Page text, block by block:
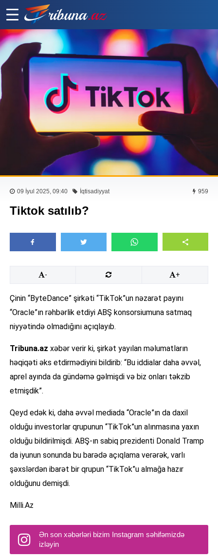
09 İyul 2025, 09:40 İqtisadiyyat 959
Tiktok satılıb?
- +
Çinin “ByteDance” şirkəti “TikTok”un nəzarət payını
“Oracle”ın rəhbərlik etdiyi ABŞ konsorsiumuna satmaq
niyyətində olmadığını açıqlayıb.
Tribuna.az xəbər verir ki, şirkət yayılan məlumatların
həqiqəti əks etdirmədiyini bildirib: “Bu iddialar daha əvvəl,
aprel ayında da gündəmə gəlmişdi və biz onları təkzib
etmişdik”.
Qeyd edək ki, daha əvvəl mediada “Oracle”ın da daxil
olduğu investorlar qrupunun “TikTok”un alınmasına yaxın
olduğu bildirilmişdi. ABŞ-ın sabiq prezidenti Donald Tramp
da iyunun sonunda bu barədə açıqlama verərək, varlı
şəxslərdən ibarət bir qrupun “TikTok”u almağa hazır
olduğunu demişdi.
Milli.Az
Ən son xəbərləri bizim Instagram səhifəmizdə
izləyin